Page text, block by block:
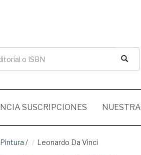
SUSCRIPCIONES
Pintura / Leonardo Da Vinci